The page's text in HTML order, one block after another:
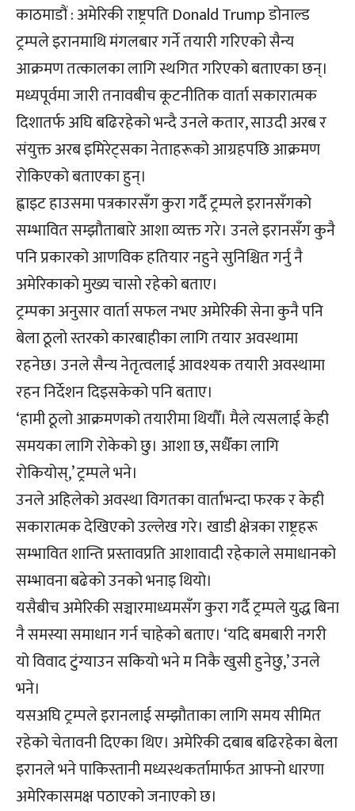
काठमाडौं : अमेरिकी राष्ट्रपति Donald Trump डोनाल्ड
ट्रम्पले इरानमाथि मंगलबार गर्ने तयारी गरिएको सैन्य
आक्रमण तत्कालका लागि स्थगित गरिएको बताएका छन्।
मध्यपूर्वमा जारी तनावबीच कूटनीतिक वार्ता सकारात्मक
दिशातर्फ अघि बढिरहेको भन्दै उनले कतार, साउदी अरब र
संयुक्त अरब इमिरेट्सका नेताहरूको आग्रहपछि आक्रमण
रोकिएको बताएका हुन्।
ह्वाइट हाउसमा पत्रकारसँग कुरा गर्दै ट्रम्पले इरानसँगको
सम्भावित सम्झौताबारे आशा व्यक्त गरे। उनले इरानसँग कुनै
पनि प्रकारको आणविक हतियार नहुने सुनिश्चित गर्नु नै
अमेरिकाको मुख्य चासो रहेको बताए।
ट्रम्पका अनुसार वार्ता सफल नभए अमेरिकी सेना कुनै पनि
बेला ठूलो स्तरको कारबाहीका लागि तयार अवस्थामा
रहनेछ। उनले सैन्य नेतृत्वलाई आवश्यक तयारी अवस्थामा
रहन निर्देशन दिइसकेको पनि बताए।
‘हामी ठूलो आक्रमणको तयारीमा थियौँ। मैले त्यसलाई केही
समयका लागि रोकेको छु। आशा छ, सधैँका लागि
रोकियोस्,’ ट्रम्पले भने।
उनले अहिलेको अवस्था विगतका वार्ताभन्दा फरक र केही
सकारात्मक देखिएको उल्लेख गरे। खाडी क्षेत्रका राष्ट्रहरू
सम्भावित शान्ति प्रस्तावप्रति आशावादी रहेकाले समाधानको
सम्भावना बढेको उनको भनाइ थियो।
यसैबीच अमेरिकी सञ्चारमाध्यमसँग कुरा गर्दै ट्रम्पले युद्ध बिना
नै समस्या समाधान गर्न चाहेको बताए। ‘यदि बमबारी नगरी
यो विवाद टुंग्याउन सकियो भने म निकै खुसी हुनेछु,’ उनले
भने।
यसअघि ट्रम्पले इरानलाई सम्झौताका लागि समय सीमित
रहेको चेतावनी दिएका थिए। अमेरिकी दबाब बढिरहेका बेला
इरानले भने पाकिस्तानी मध्यस्थकर्तामार्फत आफ्नो धारणा
अमेरिकासमक्ष पठाएको जनाएको छ।